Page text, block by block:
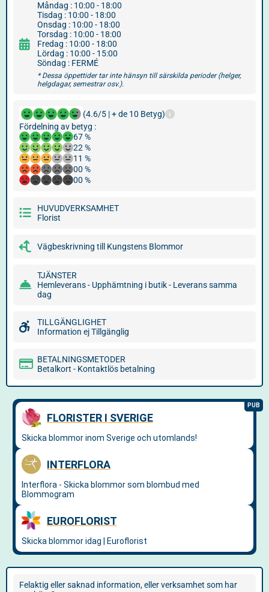
Måndag : 10:00 - 18:00
Tisdag : 10:00 - 18:00
Onsdag : 10:00 - 18:00
Torsdag : 10:00 - 18:00
Fredag : 10:00 - 18:00
Lördag : 10:00 - 15:00
Söndag : FERMÉ
* Dessa öppettider tar inte hänsyn till särskilda perioder (helger,
helgdagar, semestrar osv.).
(4.6/5 | + de 10 Betyg)
Fördelning av betyg :
67 %
22 %
11 %
00 %
00 %
HUVUDVERKSAMHET
Florist
Vägbeskrivning till Kungstens Blommor
TJÄNSTER
Hemleverans - Upphämtning i butik - Leverans samma
dag
TILLGÄNGLIGHET
Information ej Tillgänglig
BETALNINGSMETODER
Betalkort - Kontaktlös betalning
Felaktig eller saknad information, eller verksamhet som har